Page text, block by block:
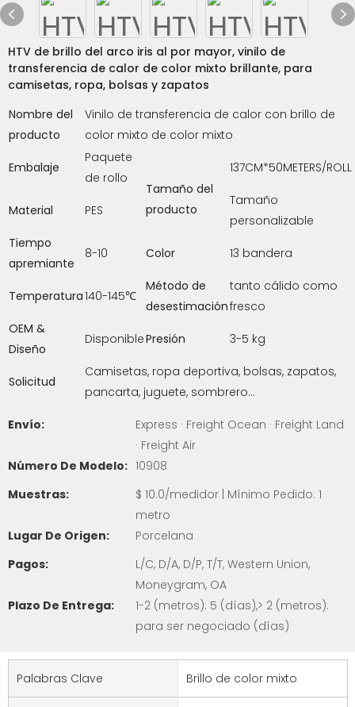
HTV de brillo del arco iris al por mayor, vinilo de
transferencia de calor de color mixto brillante, para
camisetas, ropa, bolsas y zapatos
Nombre del
producto
Vinilo de transferencia de calor con brillo de
color mixto de color mixto
Embalaje
Paquete
de rollo
Tamaño del
producto
137CM*50METERS/ROLL
Material PES
Tamaño
personalizable
Tiempo
apremiante
8-10 Color 13 bandera
Temperatura140-145℃
Método de
desestimación
tanto cálido como
fresco
OEM &
Diseño
DisponiblePresión 3-5 kg
Solicitud
Camisetas, ropa deportiva, bolsas, zapatos,
pancarta, juguete, sombrero…
Envío:
Express · Freight Ocean · Freight Land
· Freight Air
Número De Modelo: 10908
Muestras:
$ 10.0/medidor | Mínimo Pedido: 1
metro
Lugar De Origen:
Porcelana
Pagos:
L/C, D/A, D/P, T/T, Western Union,
Moneygram, OA
Plazo De Entrega:
1-2 (metros): 5 (días),> 2 (metros):
para ser negociado (días)
Palabras Clave Brillo de color mixto